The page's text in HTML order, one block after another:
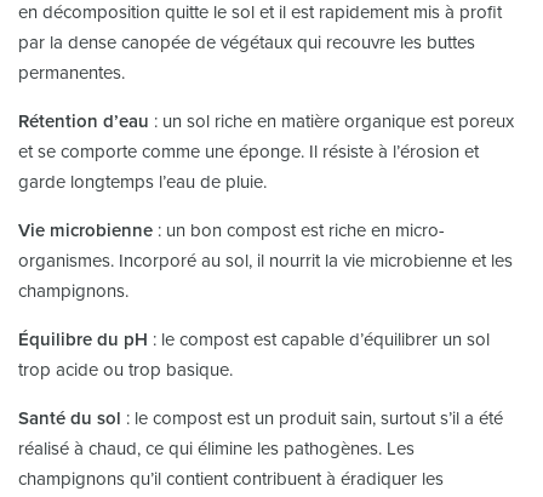
en décomposition quitte le sol et il est rapidement mis à profit
par la dense canopée de végétaux qui recouvre les buttes
permanentes.
Rétention d’eau : un sol riche en matière organique est poreux
et se comporte comme une éponge. Il résiste à l’érosion et
garde longtemps l’eau de pluie.
Vie microbienne : un bon compost est riche en micro-
organismes. Incorporé au sol, il nourrit la vie microbienne et les
champignons.
Équilibre du pH : le compost est capable d’équilibrer un sol
trop acide ou trop basique.
Santé du sol : le compost est un produit sain, surtout s’il a été
réalisé à chaud, ce qui élimine les pathogènes. Les
champignons qu’il contient contribuent à éradiquer les